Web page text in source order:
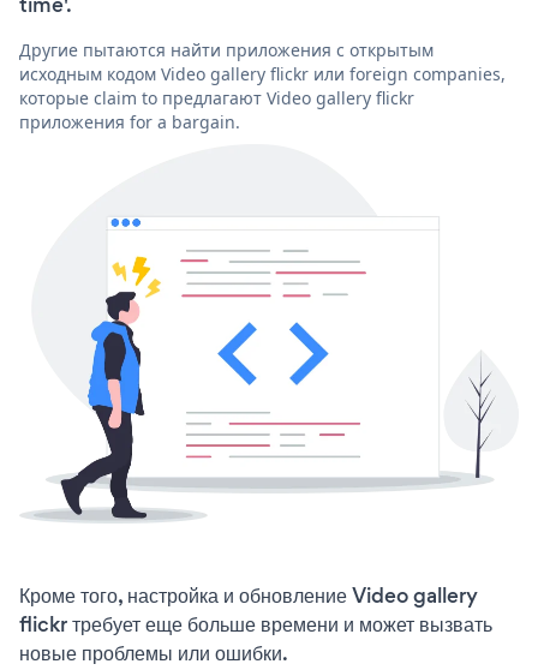
Другие пытаются найти приложения с открытым
исходным кодом Video gallery flickr или foreign companies,
которые claim to предлагают Video gallery flickr
приложения for a bargain.
Кроме того, настройка и обновление Video gallery
flickr требует еще больше времени и может вызвать
новые проблемы или ошибки.